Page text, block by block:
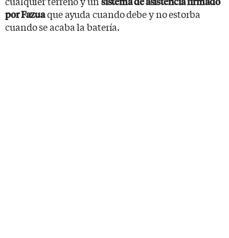
por Fazuaque ayuda cuando debe y no estorba
cuando se acaba la batería.